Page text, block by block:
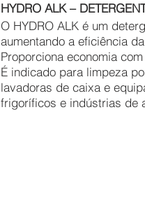
HYDRO ALK –
O HYDRO ALK é um
aumentando a eficiência
Proporciona economia
É indicado para limpeza
lavadoras de caixa e
frigoríficos e indústrias de